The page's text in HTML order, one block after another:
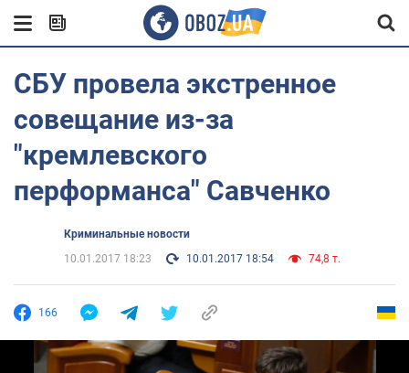
СБУ провела экстренное
совещание из-за
"кремлевского
перформанса" Савченко
Криминальные новости
10.01.2017 18:23
10.01.2017 18:54 74,8 т.
166